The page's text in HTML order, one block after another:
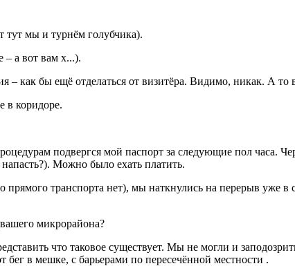
тут мы и турнём голубчика).
– а вот вам х...).
– как бы ещё отделаться от визитёра. Видимо, никак. А то
в коридоре.
подвергся мой паспорт за следующие пол часа.
Можно было ехать платить.
прямого транспорта нет), мы наткнулись на перерыв уже
микрорайона?
что таковое существует. Мы не могли и
бег в мешке, с барьерами по пересечённой местности .